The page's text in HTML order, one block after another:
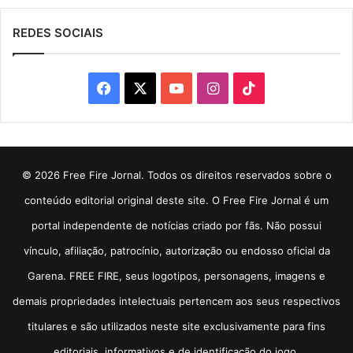
REDES SOCIAIS
Facebook YouTubeInstagram
© 2026 Free Fire Jornal. Todos os direitos reservados sobre o
conteúdo editorial original deste site. O Free Fire Jornal é um
portal independente de notícias criado por fãs. Não possui
vínculo, afiliação, patrocínio, autorização ou endosso oficial da
Garena. FREE FIRE, seus logotipos, personagens, imagens e
demais propriedades intelectuais pertencem aos seus respectivos
titulares e são utilizados neste site exclusivamente para fins